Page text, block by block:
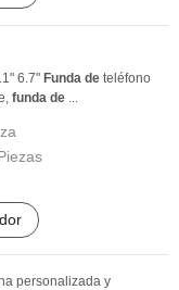
6.7" Funda de teléfono
funda de ...
personalizada y